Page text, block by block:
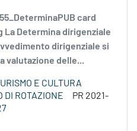
card
La Determina dirigenziale
dirigenziale si
valutazione delle...
E CULTURA
DI ROTAZIONE
PR 2021-